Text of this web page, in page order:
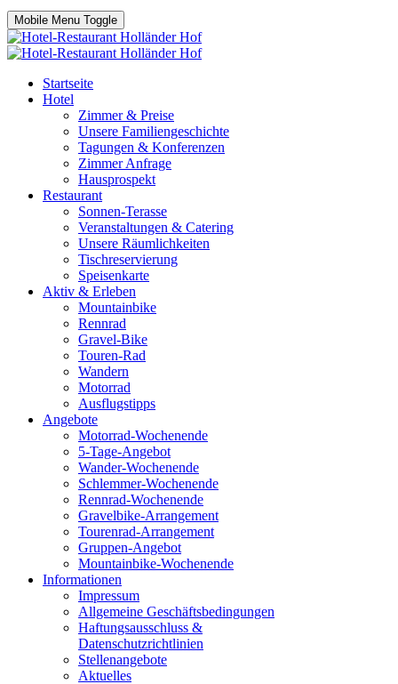
Mobile Menu Toggle
Startseite
Hotel
Zimmer & Preise
Unsere Familiengeschichte
Tagungen & Konferenzen
Zimmer Anfrage
Hausprospekt
Restaurant
Sonnen-Terasse
Veranstaltungen & Catering
Unsere Räumlichkeiten
Tischreservierung
Speisenkarte
Aktiv & Erleben
Mountainbike
Rennrad
Gravel-Bike
Touren-Rad
Wandern
Motorrad
Ausflugstipps
Angebote
Motorrad-Wochenende
5-Tage-Angebot
Wander-Wochenende
Schlemmer-Wochenende
Rennrad-Wochenende
Gravelbike-Arrangement
Tourenrad-Arrangement
Gruppen-Angebot
Mountainbike-Wochenende
Informationen
Impressum
Allgemeine Geschäftsbedingungen
Haftungsausschluss &
Datenschutzrichtlinien
Stellenangebote
Aktuelles